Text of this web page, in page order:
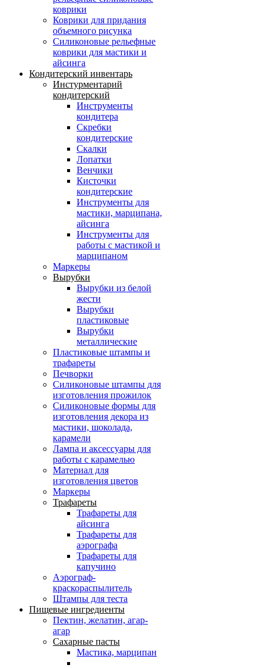
коврики
Коврики для придания
объемного рисунка
Силиконовые рельефные
коврики для мастики и
айсинга
Кондитерский инвентарь
Инстурментарий
кондитерский
Инструменты
кондитера
Скребки
кондитерские
Скалки
Лопатки
Венчики
Кисточки
кондитерские
Инструменты для
мастики, марципана,
айсинга
Инструменты для
работы с мастикой и
марципаном
Маркеры
Вырубки
Вырубки из белой
жести
Вырубки
пластиковые
Вырубки
металлические
Пластиковые штампы и
трафареты
Печворки
Силиконовые штампы для
изготовления прожилок
Силиконовые формы для
изготовления декора из
мастики, шоколада,
карамели
Лампа и аксессуары для
работы с карамелью
Материал для
изготовления цветов
Маркеры
Трафареты
Трафареты для
айсинга
Трафареты для
аэрографа
Трафареты для
капучино
Аэрограф-
краскораспылитель
Штампы для теста
Пищевые ингредиенты
Пектин, желатин, агар-
агар
Сахарные пасты
Мастика, марципан